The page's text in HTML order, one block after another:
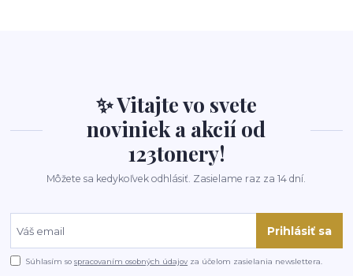
✨ Vitajte vo svete
noviniek a akcií od
123tonery!
Môžete sa kedykoľvek odhlásiť. Zasielame raz za 14 dní.
Prihlásiť sa
Súhlasím sospracovaním osobných údajov za účelom zasielania newslettera.